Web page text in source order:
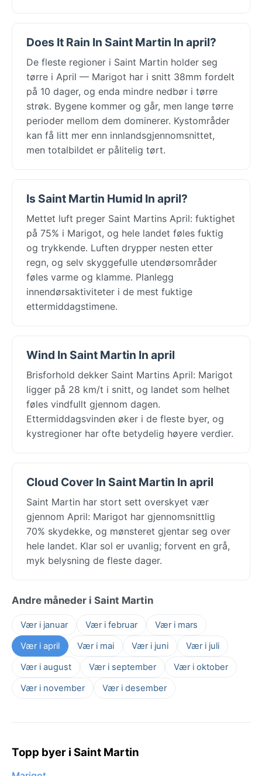
Does It Rain In Saint Martin In april?
De fleste regioner i Saint Martin holder seg
tørre i April — Marigot har i snitt 38mm fordelt
på 10 dager, og enda mindre nedbør i tørre
strøk. Bygene kommer og går, men lange tørre
perioder mellom dem dominerer. Kystområder
kan få litt mer enn innlandsgjennomsnittet,
men totalbildet er pålitelig tørt.
Is Saint Martin Humid In april?
Mettet luft preger Saint Martins April: fuktighet
på 75% i Marigot, og hele landet føles fuktig
og trykkende. Luften drypper nesten etter
regn, og selv skyggefulle utendørsområder
føles varme og klamme. Planlegg
innendørsaktiviteter i de mest fuktige
ettermiddagstimene.
Wind In Saint Martin In april
Brisforhold dekker Saint Martins April: Marigot
ligger på 28 km/t i snitt, og landet som helhet
føles vindfullt gjennom dagen.
Ettermiddagsvinden øker i de fleste byer, og
kystregioner har ofte betydelig høyere verdier.
Cloud Cover In Saint Martin In april
Saint Martin har stort sett overskyet vær
gjennom April: Marigot har gjennomsnittlig
70% skydekke, og mønsteret gjentar seg over
hele landet. Klar sol er uvanlig; forvent en grå,
myk belysning de fleste dager.
Andre måneder i Saint Martin
Vær i januar Vær i februar
Vær i mars
Vær i april
Vær i mai Vær i juni
Vær i juli
Vær i august
Vær i september
Vær i oktober
Vær i november
Vær i desember
Topp byer i Saint Martin